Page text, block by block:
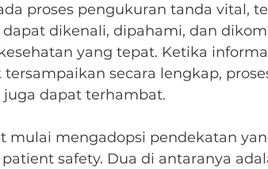
proses pengukuran tanda vital,
dikenali, dipahami, dan
yang tepat. Ketika
secara lengkap,
dapat terhambat.
mulai mengadopsi pendekatan
safety. Dua di antaranya